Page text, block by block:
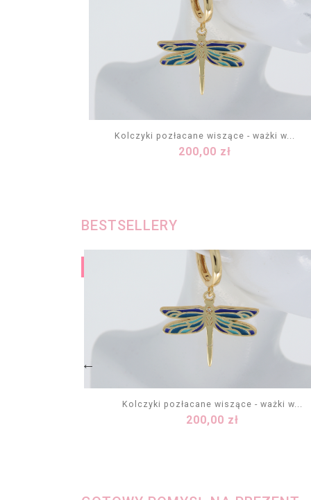
Kolczyki pozłacane wiszące - ważki w...
Cena
200,00 zł
DODAJ DO KOSZYKA
BESTSELLERY
Kolczyki pozłacane wiszące - ważki w...
Cena
200,00 zł
DODAJ DO KOSZYKA